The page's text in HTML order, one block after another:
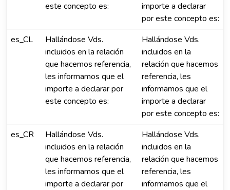
este concepto es:
importe a declarar
por este concepto es:
es_CL
Hallándose Vds.
incluidos en la relación
que hacemos referencia,
les informamos que el
importe a declarar por
este concepto es:
Hallándose Vds.
incluidos en la
relación que hacemos
referencia, les
informamos que el
importe a declarar
por este concepto es:
es_CR
Hallándose Vds.
incluidos en la relación
que hacemos referencia,
les informamos que el
importe a declarar por
Hallándose Vds.
incluidos en la
relación que hacemos
referencia, les
informamos que el